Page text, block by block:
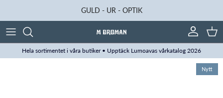
GULD - UR - OPTIK
Konto
Hela sortimentet i våra butiker • Upptäck Lumoavas vårkatalog 2026
Nytt